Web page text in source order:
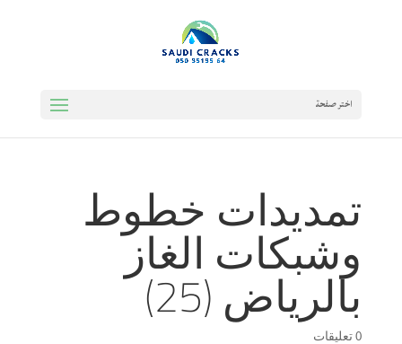
اختر صفحة
تمديدات خطوط
وشبكات الغاز
بالرياض (25)0 تعليقات